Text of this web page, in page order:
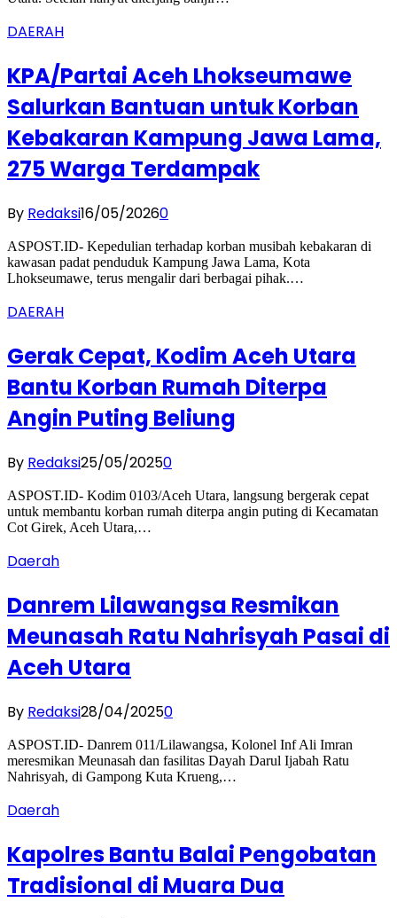
DAERAH
KPA/Partai Aceh Lhokseumawe
Salurkan Bantuan untuk Korban
Kebakaran Kampung Jawa Lama,
275 Warga Terdampak
By Redaksi16/05/20260
ASPOST.ID- Kepedulian terhadap korban musibah kebakaran di
kawasan padat penduduk Kampung Jawa Lama, Kota
Lhokseumawe, terus mengalir dari berbagai pihak.…
DAERAH
Gerak Cepat, Kodim Aceh Utara
Bantu Korban Rumah Diterpa
Angin Puting Beliung
By Redaksi25/05/20250
ASPOST.ID- Kodim 0103/Aceh Utara, langsung bergerak cepat
untuk membantu korban rumah diterpa angin puting di Kecamatan
Cot Girek, Aceh Utara,…
Daerah
Danrem Lilawangsa Resmikan
Meunasah Ratu Nahrisyah Pasai di
Aceh Utara
By Redaksi28/04/20250
ASPOST.ID- Danrem 011/Lilawangsa, Kolonel Inf Ali Imran
meresmikan Meunasah dan fasilitas Dayah Darul Ijabah Ratu
Nahrisyah, di Gampong Kuta Krueng,…
Daerah
Kapolres Bantu Balai Pengobatan
Tradisional di Muara Dua